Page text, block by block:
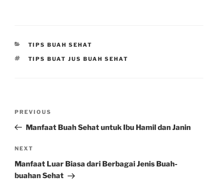
CATEGORIES
TIPS BUAH SEHAT
TAGS
TIPS BUAT JUS BUAH SEHAT
Previous
Post
PREVIOUS
Manfaat Buah Sehat untuk Ibu Hamil dan Janin
Next
Post
NEXT
Manfaat Luar Biasa dari Berbagai Jenis Buah-
buahan Sehat